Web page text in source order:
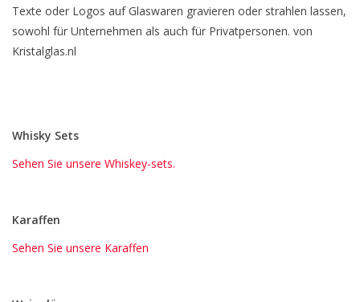
Texte oder Logos auf Glaswaren gravieren oder strahlen lassen,
sowohl für Unternehmen als auch für Privatpersonen. von
Kristalglas.nl
Whisky Sets
Sehen Sie unsere Whiskey-sets.
Karaffen
Sehen Sie unsere Karaffen